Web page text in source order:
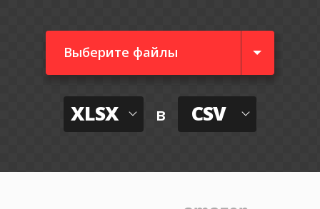
Выберите файлы
XLSX в CSV